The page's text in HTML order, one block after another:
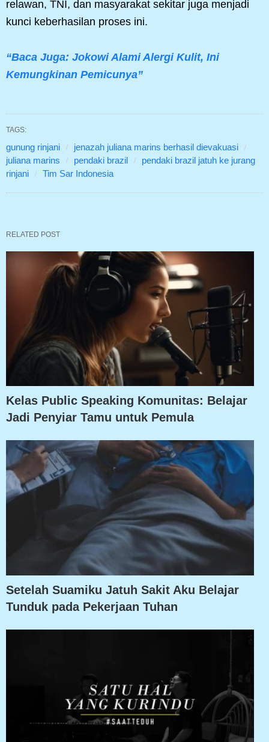
relawan, TNI, dan masyarakat sekitar juga menjadi
kunci keberhasilan proses ini.
“Baca Juga: Jokowi Alami Alergi Kulit, Ini
Kemungkinan Pemicunya”
TAGS:
gunung rinjani
jenazah juliana marins berhasil dievakuasi
juliana marins
pendaki brazil
pendaki brazil jatuh ke jurang
rinjani
Tim Sar Indonesia
RELATED POST
Kelas Public Speaking Komunitas: Belajar
Jadi Penyiar Tamu untuk Pemula
Setelah Suamiku Jatuh Sakit Aku Belajar
Tunduk pada Pekerjaan Tuhan